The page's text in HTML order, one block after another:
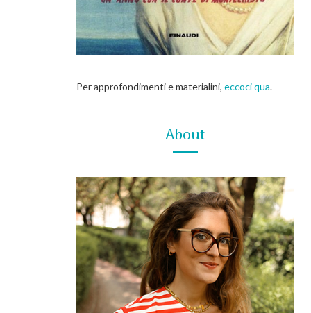
Per approfondimenti e materialini, eccoci qua.
About